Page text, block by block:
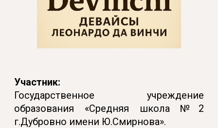
Участник:
Государственное учреждение
образования «Средняя школа №2
г.Дубровно имени Ю.Смирнова».